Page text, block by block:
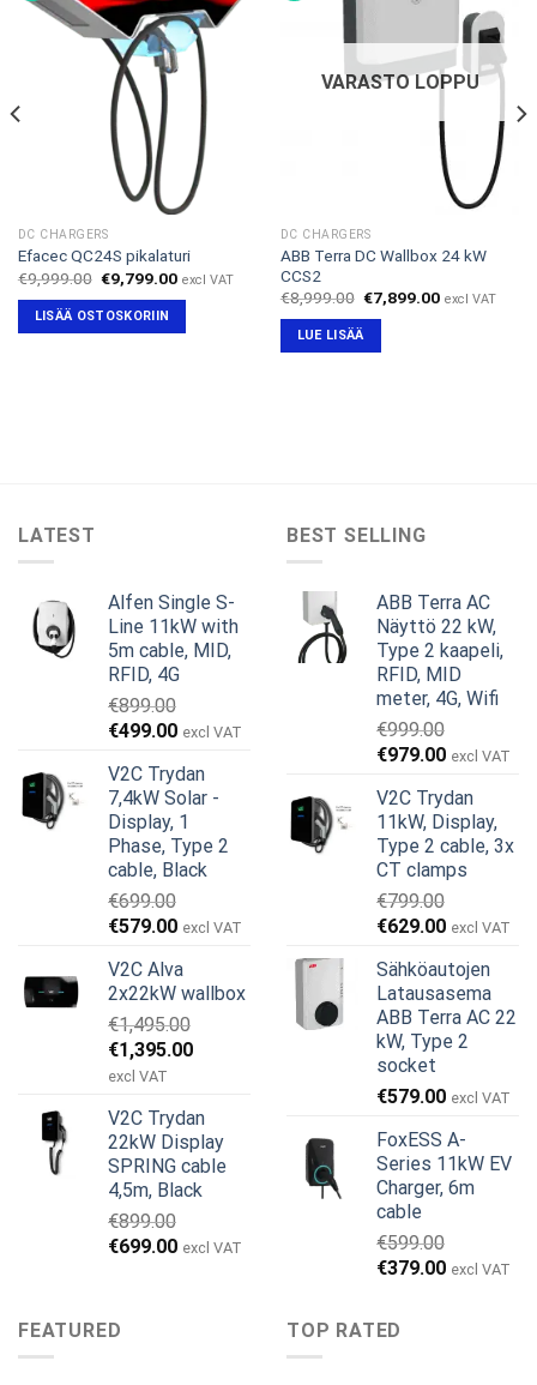
DC CHARGERS
Efacec QC24S pikalaturi
€9,999.00 Alkuperäinen
hinta
oli:
€9,999.00.
€9,799.00Nykyinen
excl VAT
LISÄÄ OSTOSKORIIN
VARASTO LOPPU
DC CHARGERS
ABB Terra DC Wallbox 24 kW
CCS2
€8,999.00 Alkuperäinen
hinta
oli:
€8,999.00.
€7,899.00Nykyinen
excl VAT
LUE LISÄÄ
LATEST
Alfen Single S-
Line 11kW with
5m cable, MID,
RFID, 4G
€899.00
Alkuperäinen
oli:
€899.00.
€499.00Nykyinen
on:
€499.00.
excl VAT
V2C Trydan
7,4kW Solar -
Display, 1
Phase, Type 2
cable, Black
€699.00
Alkuperäinen
oli:
€699.00.
€579.00Nykyinen
on:
€579.00.
excl VAT
V2C Alva
2x22kW wallbox
€1,495.00
Alkuperäinen
hinta
€1,495.00.
€1,395.00Nykyinen
€1,395.00.
excl VAT
V2C Trydan
22kW Display
SPRING cable
4,5m, Black
€899.00
Alkuperäinen
€899.00.
€699.00Nykyinen
excl VAT
BEST SELLING
ABB Terra AC
Näyttö 22 kW,
Type 2 kaapeli,
RFID, MID
meter, 4G, Wifi
€999.00
Alkuperäinen
oli:
€999.00.
€979.00Nykyinen
on:
€979.00.
excl VAT
V2C Trydan
11kW, Display,
Type 2 cable, 3x
CT clamps
€799.00
Alkuperäinen
oli:
€799.00.
€629.00Nykyinen
on:
€629.00.
excl VAT
Sähköautojen
Latausasema
ABB Terra AC 22
kW, Type 2
socket
€579.00 excl VAT
FoxESS A-
Series 11kW EV
Charger, 6m
cable
€599.00
Alkuperäinen
€599.00.
€379.00Nykyinen
excl VAT
FEATURED TOP RATED